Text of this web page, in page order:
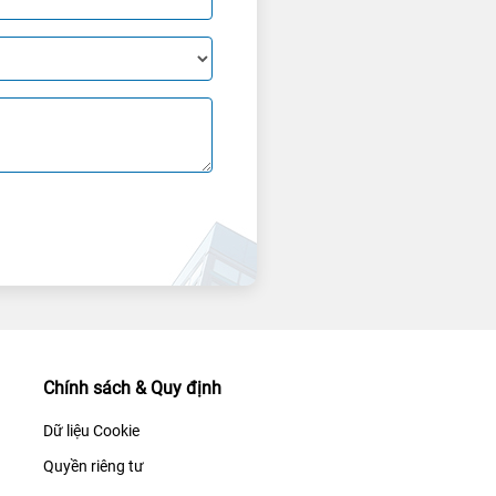
Chính sách & Quy định
Dữ liệu Cookie
Quyền riêng tư